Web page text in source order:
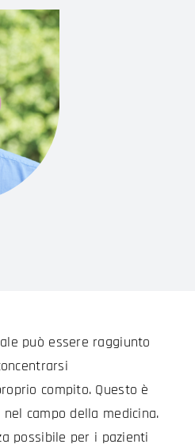
può essere raggiunto
compito. Questo è
campo della medicina.
possibile per i pazienti